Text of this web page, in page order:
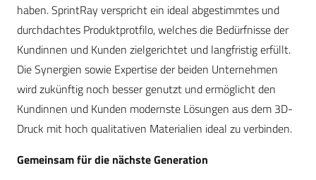
haben. SprintRay verspricht ein ideal abgestimmtes und
durchdachtes Produktprotfilo, welches die Bedürfnisse der
Kundinnen und Kunden zielgerichtet und langfristig erfüllt.
Die Synergien sowie Expertise der beiden Unternehmen
wird zukünftig noch besser genutzt und ermöglicht den
Kundinnen und Kunden modernste Lösungen aus dem 3D-
Druck mit hoch qualitativen Materialien ideal zu verbinden.
Gemeinsam für die nächste Generation